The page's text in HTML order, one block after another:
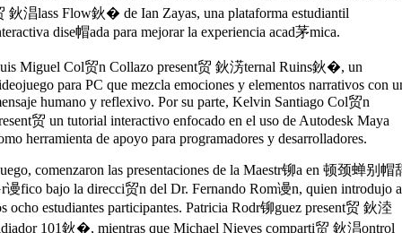
鈥淐lass Flow鈥� de Ian Zayas, una plataforma estudiantil
dise帽ada para mejorar la experiencia acad茅mica.
Miguel Col贸n Collazo present贸 鈥淓ternal Ruins鈥�, un
para PC que mezcla emociones y elementos narrativos con
humano y reflexivo. Por su parte, Kelvin Santiago Col贸n
贸 un tutorial interactivo enfocado en el uso de Autodesk Maya
herramienta de apoyo para programadores y desarrolladores.
comenzaron las presentaciones de la Maestr铆a en 顿颈蝉别帽
谩fico bajo la direcci贸n del Dr. Fernando Rom谩n, quien introdujo a
ocho estudiantes participantes. Patricia Rodr铆guez present贸 鈥淕
101鈥�, mientras que Michael Nieves comparti贸 鈥淐ontrol